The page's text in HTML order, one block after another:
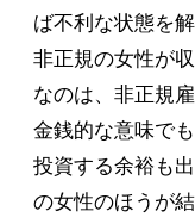
ば不利な状態を
非正規の女性が
なのは、非正規
金銭的な意味で
投資する余裕も
の女性のほうが